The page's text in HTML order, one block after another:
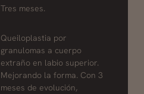
Tres meses.
Queiloplastia por
granulomas a cuerpo
extraño en labio superior.
Mejorando la forma. Con 3
meses de evolución,